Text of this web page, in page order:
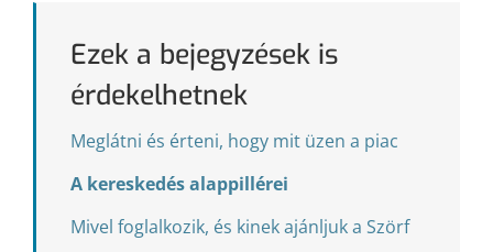
Ezek a bejegyzések is
érdekelhetnek
Meglátni és érteni, hogy mit üzen a piac
A kereskedés alappillérei
Mivel foglalkozik, és kinek ajánljuk a Szörf